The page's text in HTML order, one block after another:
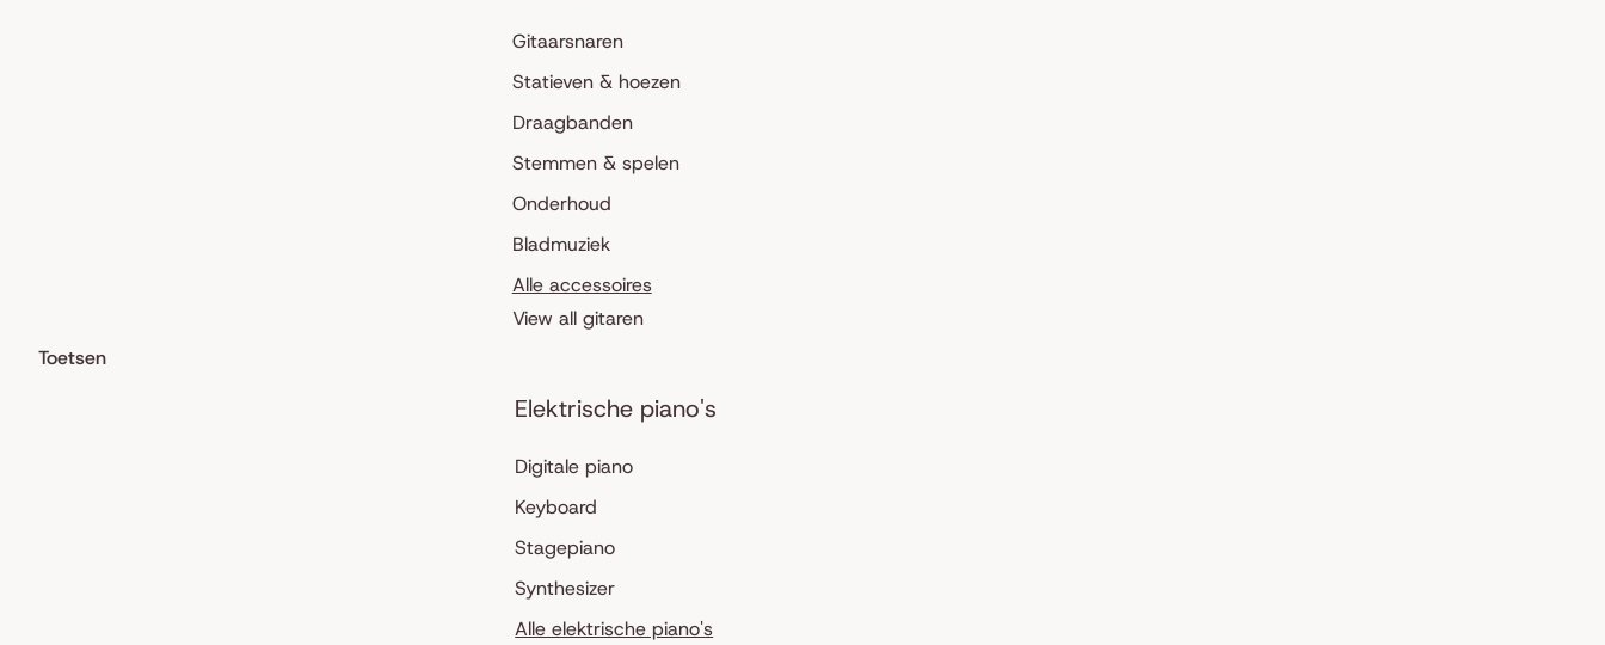
Gitaarsnaren
Statieven & hoezen
Draagbanden
Stemmen & spelen
Onderhoud
Bladmuziek
Alle accessoires
View all gitaren
Toetsen
Elektrische piano's
Digitale piano
Keyboard
Stagepiano
Synthesizer
Alle elektrische piano's